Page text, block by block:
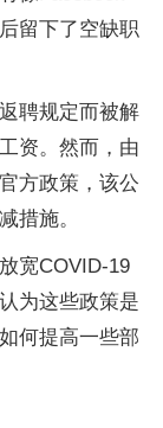
留下了空缺职
聘规定而被解
资。然而，由
方政策，该公
措施。
宽COVID-19
为这些政策是
何提高一些部